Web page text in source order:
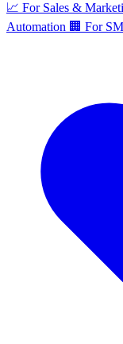
📈 For Sales &
Automation 🏢 For